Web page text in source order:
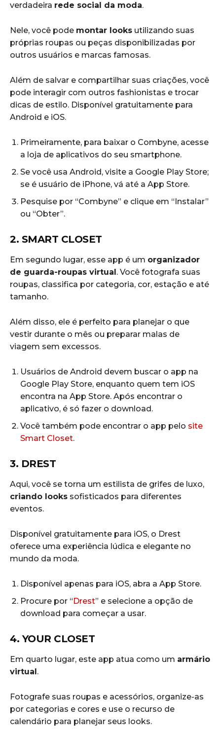
verdadeira rede social da moda.
Nele, você pode montar looks utilizando suas
próprias roupas ou peças disponibilizadas por
outros usuários e marcas famosas.
Além de salvar e compartilhar suas criações, você
pode interagir com outros fashionistas e trocar
dicas de estilo. Disponível gratuitamente para
Android e iOS.
Primeiramente, para baixar o Combyne, acesse
a loja de aplicativos do seu smartphone.
Se você usa Android, visite a Google Play Store;
se é usuário de iPhone, vá até a App Store.
Pesquise por “Combyne” e clique em “Instalar”
ou “Obter”.
2. SMART CLOSET
Em segundo lugar, esse app é um organizador
de guarda-roupas virtual . Você fotografa suas
roupas, classifica por categoria, cor, estação e até
tamanho.
Além disso, ele é perfeito para planejar o que
vestir durante o mês ou preparar malas de
viagem sem excessos.
Usuários de Android devem buscar o app na
Google Play Store, enquanto quem tem iOS
encontra na App Store. Após encontrar o
aplicativo, é só fazer o download.
Você também pode encontrar o app pelo site
Smart Closet.
3. DREST
Aqui, você se torna um estilista de grifes de luxo,
criando looks sofisticados para diferentes
eventos.
Disponível gratuitamente para iOS, o Drest
oferece uma experiência lúdica e elegante no
mundo da moda.
Disponível apenas para iOS, abra a App Store.
Procure por “ Drest” e selecione a opção de
download para começar a usar.
4. YOUR CLOSET
Em quarto lugar, este app atua como um armário
virtual .
Fotografe suas roupas e acessórios, organize-as
por categorias e cores e use o recurso de
calendário para planejar seus looks.